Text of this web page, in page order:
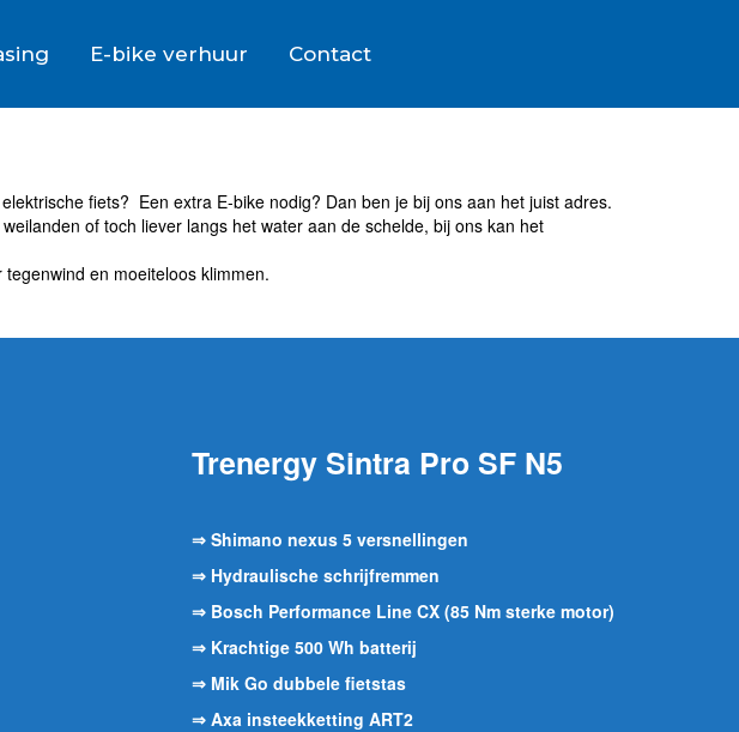
E-bike verhuur Contact
fiets? Een extra E-bike nodig? Dan ben je bij ons aan het juist adres.
of toch liever langs het water aan de schelde, bij ons kan het
en moeiteloos klimmen.
Trenergy Sintra Pro SF N5
⇒ Shimano nexus 5 versnellingen
⇒ Hydraulische schrijfremmen
⇒ Bosch Performance Line CX (85 Nm sterke motor)
⇒ Krachtige 500 Wh batterij
⇒ Mik Go dubbele fietstas
⇒ Axa insteekketting ART2